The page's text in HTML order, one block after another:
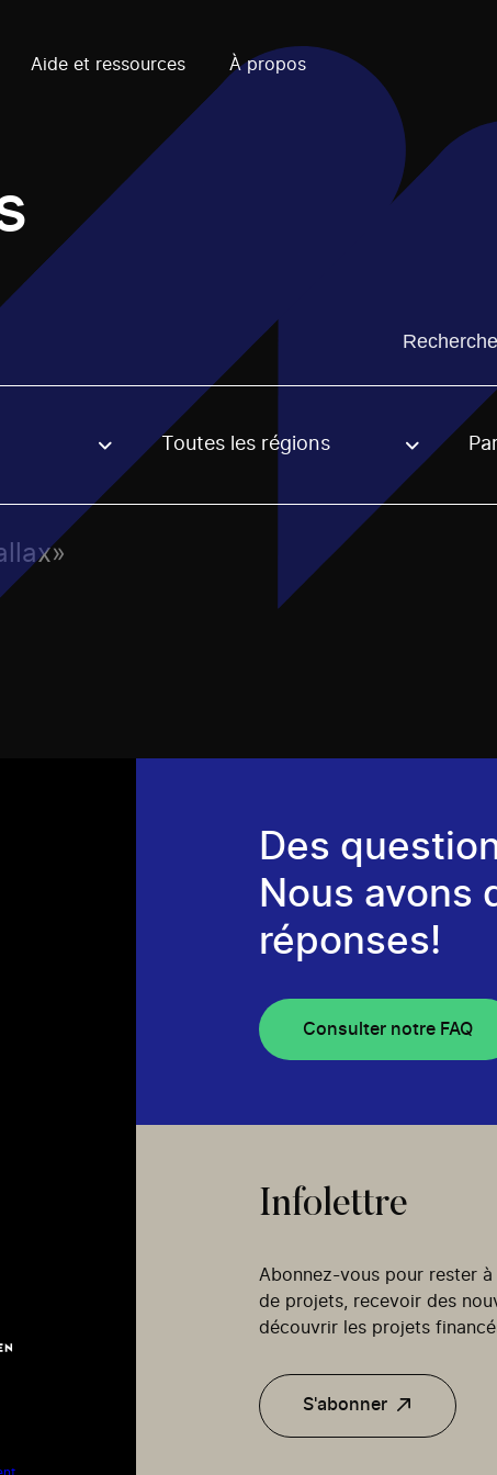
Aide et ressources À propos
Trouvez
The filter will be applied when selecting an option.
Toutes les régions
Des
Nous avons
réponses!
Consulter notre FAQ
Infolettre
Abonnez-vous pour rester
de projets, recevoir des
découvrir les projets
S'abonner